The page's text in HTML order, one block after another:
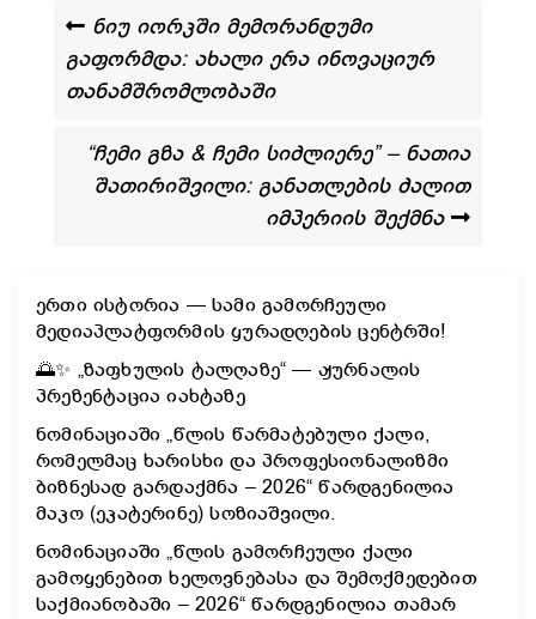
ნიუ იორკში მემორანდუმი
გაფორმდა: ახალი ერა ინოვაციურ
თანამშრომლობაში
“ჩემი გზა & ჩემი სიძლიერე” – ნათია
შათირიშვილი: განათლების ძალით
იმპერიის შექმნა
ერთი ისტორია — სამი გამორჩეული
მედიაპლატფორმის ყურადღების ცენტრში!
🌅✨ „ზაფხულის ტალღაზე“ — ჟურნალის
პრეზენტაცია იახტაზე
ნომინაციაში „წლის წარმატებული ქალი,
რომელმაც ხარისხი და პროფესიონალიზმი
ბიზნესად გარდაქმნა – 2026“ წარდგენილია
მაკო (ეკატერინე) სოზიაშვილი.
ნომინაციაში „წლის გამორჩეული ქალი
გამოყენებით ხელოვნებასა და შემოქმედებით
საქმიანობაში – 2026“ წარდგენილია თამარ